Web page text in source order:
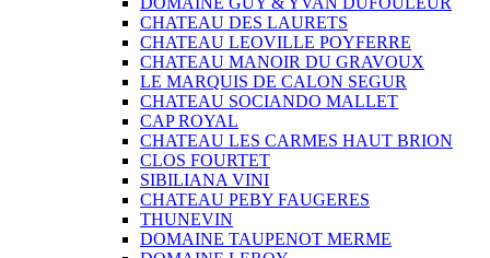
CHATEAU DES LAURETS
CHATEAU LEOVILLE POYFERRE
CHATEAU MANOIR DU GRAVOUX
LE MARQUIS DE CALON SEGUR
CHATEAU SOCIANDO MALLET
CAP ROYAL
CHATEAU LES CARMES HAUT BRION
CLOS FOURTET
SIBILIANA VINI
CHATEAU PEBY FAUGERES
THUNEVIN
DOMAINE TAUPENOT MERME